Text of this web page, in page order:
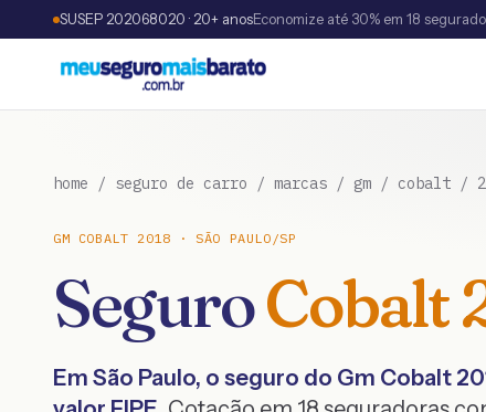
SUSEP 202068020 · 20+ anosEconomize até 30% em 18
home / seguro de carro / marcas / gm / cobalt /
GM COBALT 2018 ·SÃO PAULO /SP
SeguroCobalt
Em São Paulo, o seguro do Gm Cobalt